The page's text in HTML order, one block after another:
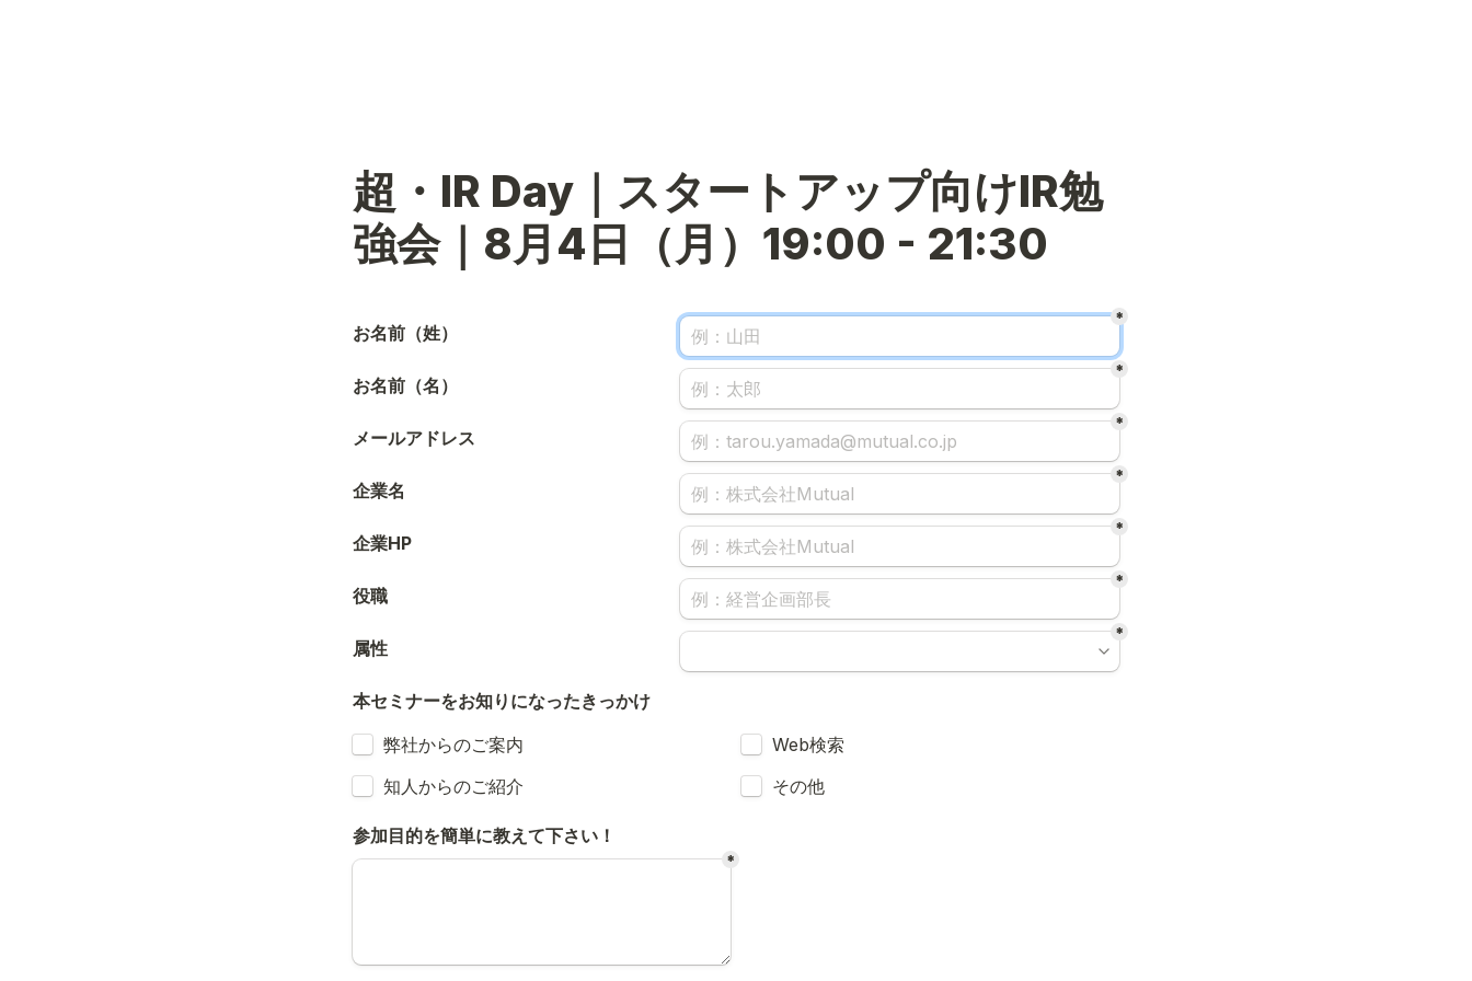
超・IR Day｜スタートアップ向けIR勉
強会｜8月4日（月） 19:00 - 21:30
お名前（姓）
*
お名前（名）
*
メールアドレス
*
企業名
*
企業HP
*
役職
*
属性
*
本セミナーをお知りになったきっかけ
Untitled checkboxes field
弊社からのご案内 Untitled checkboxes field
Web検索
Untitled checkboxes field
知人からのご紹介 Untitled checkboxes field
その他
参加目的を簡単に教えて下さい！
*